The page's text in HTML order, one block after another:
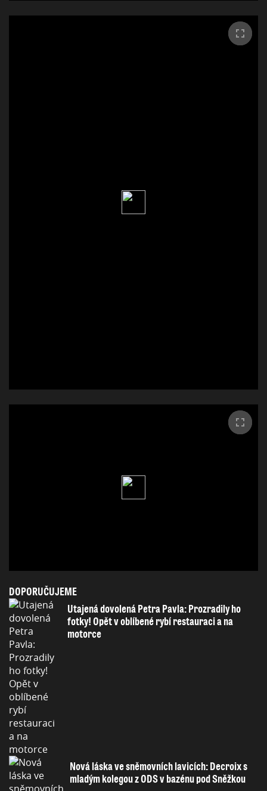
DOPORUČUJEME
Utajená dovolená Petra Pavla: Prozradily ho
fotky! Opět v oblíbené rybí restauraci a na
motorce
Nová láska ve sněmovních lavicích: Decroix s
mladým kolegou z ODS v bazénu pod Sněžkou